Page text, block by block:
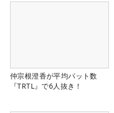
仲宗根澄香が平均パット数
『TRTL』で6人抜き！